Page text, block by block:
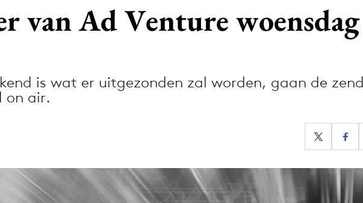
Media
Reputatie & crisis
van Ad Venture
is wat er uitgezonden zal worden, gaan de
on air.